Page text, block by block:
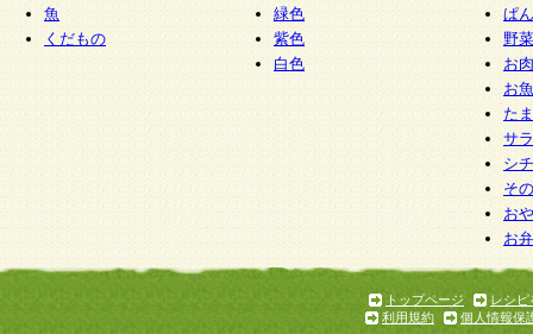
魚
くだもの
緑色
紫色
白色
ぱん
野
お
お
た
サ
シ
そ
お
お
トップページ
レシピ
利用規約
個人情報保